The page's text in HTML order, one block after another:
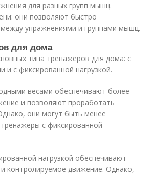
для разных групп мышц.
они позволяют быстро
упражнениями и группами мышц.
для дома
типа тренажеров для дома: с
и с фиксированной нагрузкой.
весами обеспечивают более
и позволяют проработать
они могут быть менее
с фиксированной
нагрузкой обеспечивают
контролируемое движение. Однако,